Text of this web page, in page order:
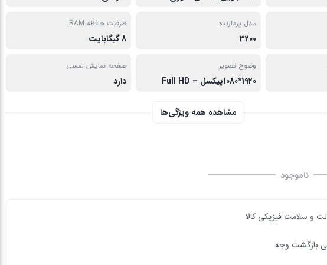
مدل پردازنده
3200
ظرفیت حافظه RAM
8 گیگابایت
وضوح تصویر
1920*1080پیکسل – Full HD
صفحه نمایش لمسی
دارد
مشاهده همه ویژگی‌ها
ناموجود
و سلامت فیزیکی کالا